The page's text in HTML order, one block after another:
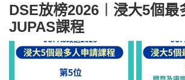
DSE放榜2026︱浸大5個最
JUPAS課程